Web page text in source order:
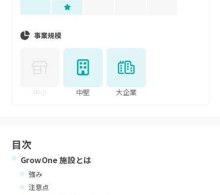
事業規模
中小 中堅 大企業
目次
GrowOne 施設とは
強み
注意点